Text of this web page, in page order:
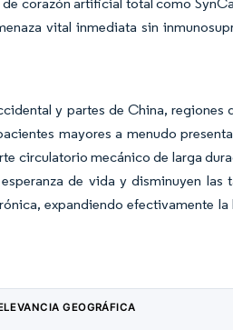
vital inmediata sin
y partes de China, regiones
mayores a menudo
circulatorio mecánico de larga
de vida y disminuyen las
expandiendo efectivamente la
GEOGRÁFICA